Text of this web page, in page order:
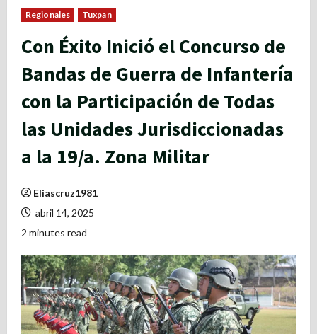
Regionales Tuxpan
Con Éxito Inició el Concurso de
Bandas de Guerra de Infantería
con la Participación de Todas
las Unidades Jurisdiccionadas
a la 19/a. Zona Militar
Eliascruz1981
abril 14, 2025
2 minutes read